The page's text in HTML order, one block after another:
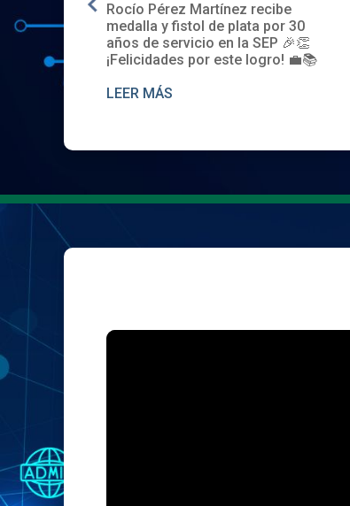
EE.UU.
Rocío Pérez Martínez recibe
medalla y fistol de plata por 30
años de servicio en la SEP 🎉👏
¡Felicidades por este logro! 💼📚
LEER MÁS